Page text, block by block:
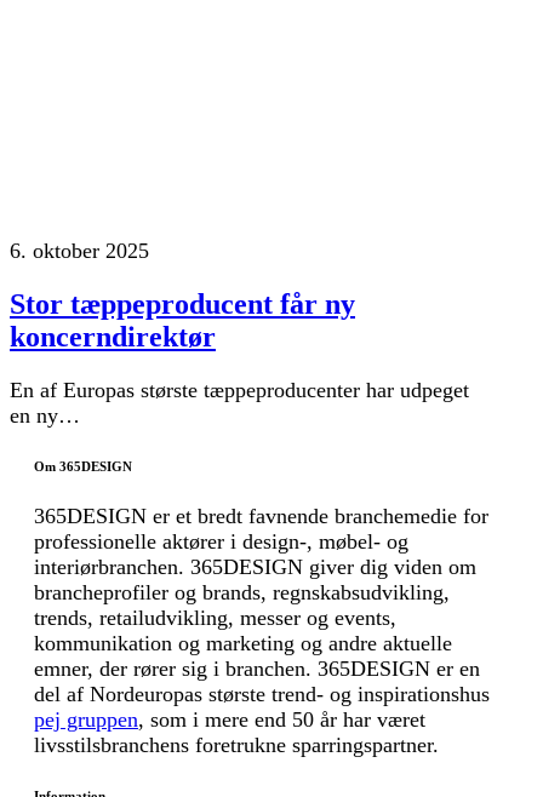
6. oktober 2025
Stor tæppeproducent får ny
koncerndirektør
En af Europas største tæppeproducenter har udpeget
en ny…
Om 365DESIGN
365DESIGN er et bredt favnende branchemedie for
professionelle aktører i design-, møbel- og
interiørbranchen. 365DESIGN giver dig viden om
brancheprofiler og brands, regnskabsudvikling,
trends, retailudvikling, messer og events,
kommunikation og marketing og andre aktuelle
emner, der rører sig i branchen. 365DESIGN er en
del af Nordeuropas største trend- og inspirationshus
pej gruppen, som i mere end 50 år har været
livsstilsbranchens foretrukne sparringspartner.